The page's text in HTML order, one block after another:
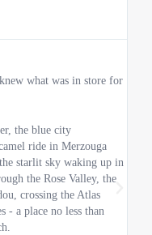
what was in store for
the blue city
ride in Merzouga
starlit sky waking up in
the Rose Valley, the
crossing the Atlas
- a place no less than